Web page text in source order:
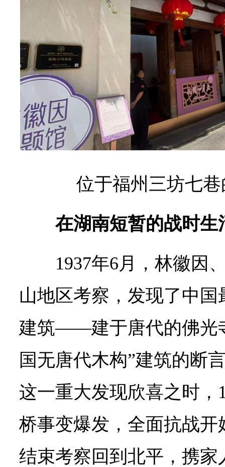
位于福州三坊七
在湖南短暂的战时生
1937年6月，林徽因
山地区考察，发现了中
建筑——建于唐代的佛光
国无唐代木构”建筑的断
这一重大发现欣喜之时，
桥事变爆发，全面抗战开
结束考察回到北平，携